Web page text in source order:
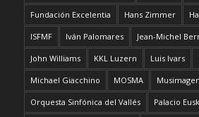
Fundación Excelentia Hans Zimmer
ISFMF Iván Palomares Jean-Michel
John Williams KKL Luzern Luis Ivars
Michael Giacchino MOSMA Musimagen
Orquesta Sinfónica del Vallés Palacio